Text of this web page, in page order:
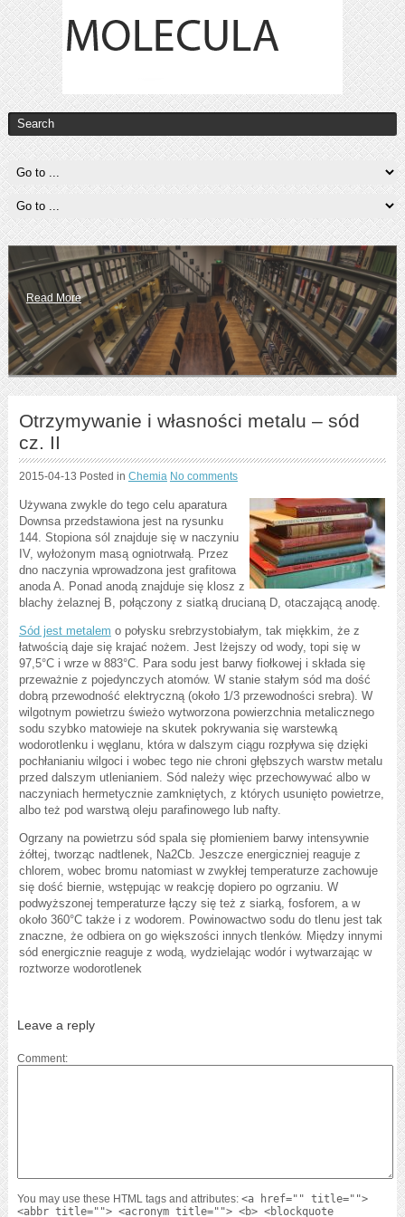
Read More
Otrzymywanie i własności metalu – sód
cz. II
2015-04-13 Posted in Chemia No comments
Używana zwykle do tego celu aparatura
Downsa przedstawiona jest na rysunku
144. Stopiona sól znajduje się w naczyniu
IV, wyłożonym masą ogniotrwałą. Przez
dno naczynia wprowadzona jest grafitowa
anoda A. Ponad anodą znajduje się klosz z
blachy żelaznej B, połączony z siatką drucianą D, otaczającą anodę.
Sód jest metalem o połysku srebrzystobiałym, tak miękkim, że z
łatwością daje się krajać nożem. Jest lżejszy od wody, topi się w
97,5°C i wrze w 883°C. Para sodu jest barwy fiołkowej i składa się
przeważnie z pojedynczych atomów. W stanie stałym sód ma dość
dobrą przewodność elektryczną (około 1/3 przewodności srebra). W
wilgotnym powietrzu świeżo wytworzona powierzchnia metalicznego
sodu szybko matowieje na skutek pokrywania się warstewką
wodorotlenku i węglanu, która w dalszym ciągu rozpływa się dzięki
pochłanianiu wilgoci i wobec tego nie chroni głębszych warstw metalu
przed dalszym utlenianiem. Sód należy więc przechowywać albo w
naczyniach hermetycznie zamkniętych, z których usunięto powietrze,
albo też pod warstwą oleju parafinowego lub nafty.
Ogrzany na powietrzu sód spala się płomieniem barwy intensywnie
żółtej, tworząc nadtlenek, Na2Cb. Jeszcze energiczniej reaguje z
chlorem, wobec bromu natomiast w zwykłej temperaturze zachowuje
się dość biernie, wstępując w reakcję dopiero po ogrzaniu. W
podwyższonej temperaturze łączy się też z siarką, fosforem, a w
około 360°C także i z wodorem. Powinowactwo sodu do tlenu jest tak
znaczne, że odbiera on go większości innych tlenków. Między innymi
sód energicznie reaguje z wodą, wydzielając wodór i wytwarzając w
roztworze wodorotlenek
Leave a reply
Comment
You may use these HTML tags and attributes: <a href="" title="">
<abbr title=""> <acronym title=""> <b> <blockquote